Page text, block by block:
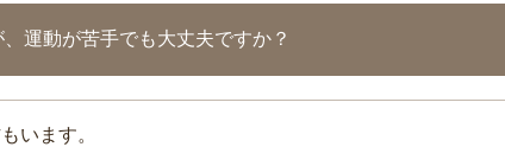
運動が苦手でも大丈夫ですか？
います。